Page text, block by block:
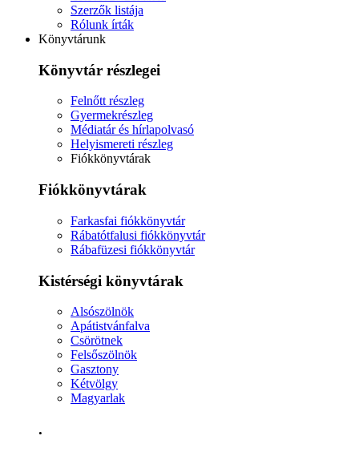
Szerzők listája
Rólunk írták
Könyvtárunk
Könyvtár részlegei
Felnőtt részleg
Gyermekrészleg
Médiatár és hírlapolvasó
Helyismereti részleg
Fiókkönyvtárak
Fiókkönyvtárak
Farkasfai fiókkönyvtár
Rábatótfalusi fiókkönyvtár
Rábafüzesi fiókkönyvtár
Kistérségi könyvtárak
Alsószölnök
Apátistvánfalva
Csörötnek
Felsőszölnök
Gasztony
Kétvölgy
Magyarlak
.